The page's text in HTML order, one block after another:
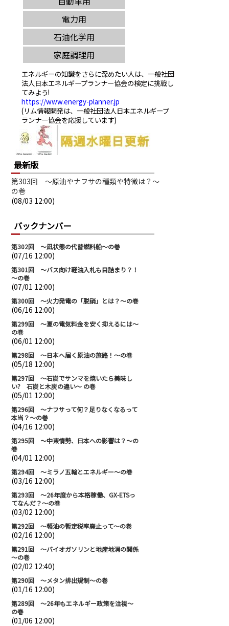
最新版
第303回 ～原油やナフサの種類や特徴は？～
の巻
(08/03 12:00)
バックナンバー
第302回 ～凪状態の代替燃料船～の巻
(07/16 12:00)
第301回 ～バス向け軽油入札も目詰まり？！
～の巻
(07/01 12:00)
第300回 ～火力発電の「脱硝」とは？～の巻
(06/16 12:00)
第299回 ～夏の電気料金を安く抑えるには～
の巻
(06/01 12:00)
第298回 ～日本へ届く原油の旅路！～の巻
(05/18 12:00)
第297回 ～石炭でサンマを焼いたら美味し
い? 石炭と木炭の違い～ の巻
(05/01 12:00)
第296回 ～ナフサって何？足りなくなるって
本当？～の巻
(04/16 12:00)
第295回 ～中東情勢、日本への影響は？～の
巻
(04/01 12:00)
第294回 ～ミラノ五輪とエネルギー～の巻
(03/16 12:00)
第293回 ～26年度から本格稼働、GX-ETSっ
てなんだ？～の巻
(03/02 12:00)
第292回 ～軽油の暫定税率廃止って～の巻
(02/16 12:00)
第291回 ～バイオガソリンと地産地消の関係
～の巻
(02/02 12:40)
第290回 ～メタン排出規制～の巻
(01/16 12:00)
第289回 ～26年もエネルギー政策を注視～
の巻
(01/06 12:00)
エネルギーの知識をさらに深めたい人は、一般社団
法人日本エネルギープランナー協会の検定に挑戦し
てみよう!
https://www.energy-planner.jp
(リム情報開発は、一般社団法人日本エネルギープ
ランナー協会を応援しています)